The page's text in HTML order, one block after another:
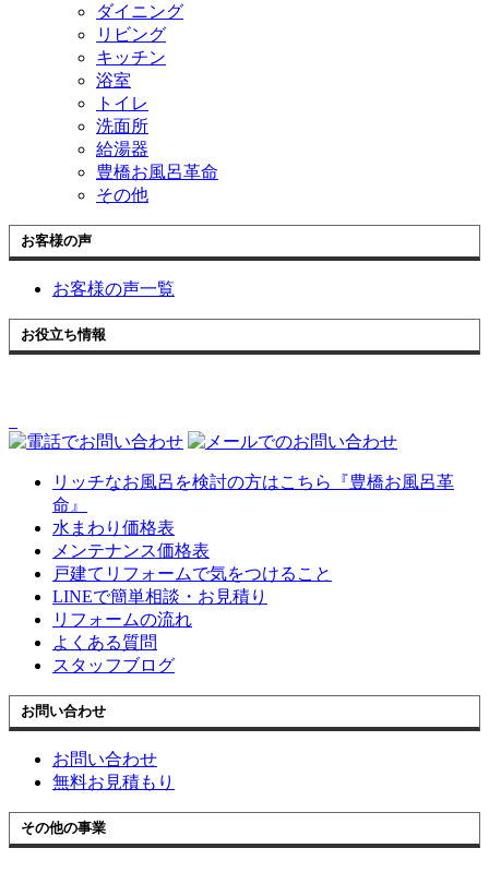
ダイニング
リビング
キッチン
浴室
トイレ
洗面所
給湯器
豊橋お風呂革命
その他
お客様の声
お客様の声一覧
お役立ち情報
リッチなお風呂を検討の方はこちら『豊橋お風呂革
命』
水まわり価格表
メンテナンス価格表
戸建てリフォームで気をつけること
LINEで簡単相談・お見積り
リフォームの流れ
よくある質問
スタッフブログ
お問い合わせ
お問い合わせ
無料お見積もり
その他の事業